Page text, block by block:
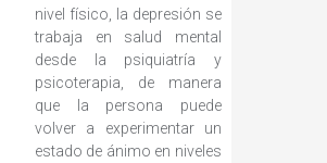
nivel físico, la depresión se
trabaja en salud mental
desde la psiquiatría y
psicoterapia, de manera
que la persona puede
volver a experimentar un
estado de ánimo en niveles